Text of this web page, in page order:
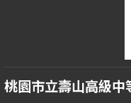
桃園市立壽山高級中